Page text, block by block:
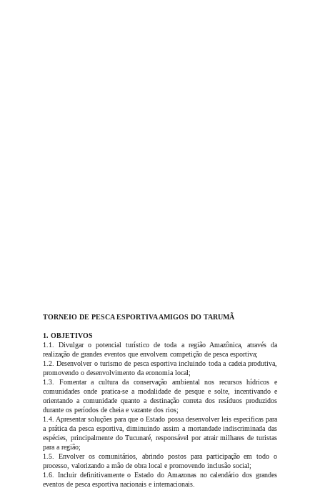
TORNEIO DE PESCA ESPORTIVA AMIGOS DO TARUMÃ
1. OBJETIVOS
1.1. Divulgar o potencial turístico de toda a região Amazônica, através da
realização de grandes eventos que envolvem competição de pesca esportiva;
1.2. Desenvolver o turismo de pesca esportiva incluindo toda a cadeia produtiva,
promovendo o desenvolvimento da economia local;
1.3. Fomentar a cultura da conservação ambiental nos recursos hídricos e
comunidades onde pratica-se a modalidade de pesque e solte, incentivando e
orientando a comunidade quanto a destinação correta dos resíduos produzidos
durante os períodos de cheia e vazante dos rios;
1.4. Apresentar soluções para que o Estado possa desenvolver leis especificas para
a prática da pesca esportiva, diminuindo assim a mortandade indiscriminada das
espécies, principalmente do Tucunaré, responsável por atrair milhares de turistas
para a região;
1.5. Envolver os comunitários, abrindo postos para participação em todo o
processo, valorizando a mão de obra local e promovendo inclusão social;
1.6. Incluir definitivamente o Estado do Amazonas no calendário dos grandes
eventos de pesca esportiva nacionais e internacionais.